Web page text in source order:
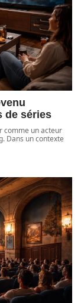
de séries
comme un acteur
Dans un contexte